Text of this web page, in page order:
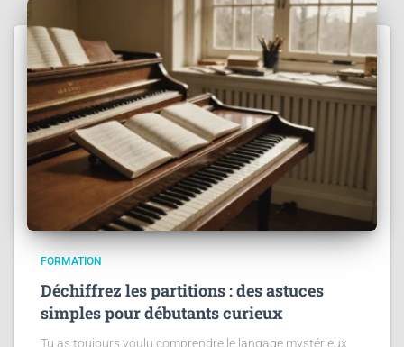
FORMATION
Déchiffrez les partitions : des astuces
simples pour débutants curieux
Tu as toujours voulu comprendre le langage mystérieux